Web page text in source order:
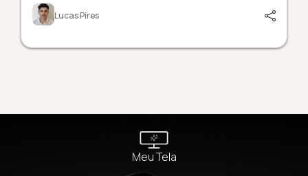
Lucas Pires
Meu Tela